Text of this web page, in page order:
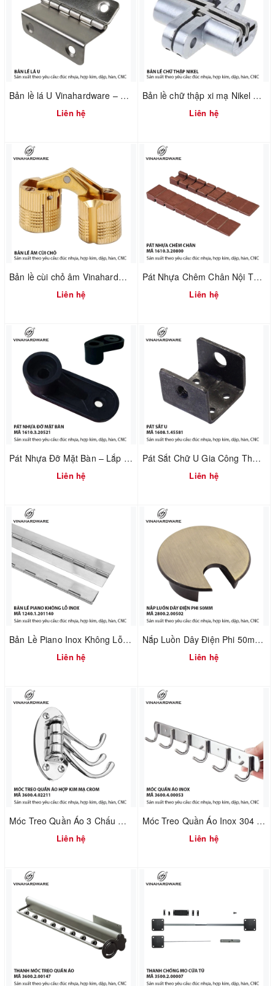
Bản lề lá U Vinahardware – 1260.3.11009
Liên hệ
Bản lề chữ thập xi mạ Nikel Vinahardware 1260.4.11029
Liên hệ
Bản lề cùi chỏ âm Vinahardware 1260.2.10897
Liên hệ
Pát Nhựa Chêm Chân Nội Thất – Xử Lý Nền Không Phẳng | Mã 1610.3.20800
Liên hệ
Pát Nhựa Đỡ Mặt Bàn – Lắp Ráp Nhanh & Chuẩn Khoảng Hở | Mã 1610.3.20521
Liên hệ
Pát Sắt Chữ U Gia Công Theo Yêu Cầu – Liên Kết Ngành Gỗ & Cơ Khí | Mã 1608.1.45581
Liên hệ
Bản Lề Piano Inox Không Lỗ – Sản Xuất Theo MOQ | Mã 1240.1.50160
Liên hệ
Nắp Luồn Dây Điện Phi 50mm Hợp Kim Đúc Xi Mạ Giả Cổ – Mã 2800.2.00502
Liên hệ
Móc Treo Quần Áo 3 Chấu Gấp Xếp Mạ Crom – Gắn Tường | Mã 3600.4.02211
Liên hệ
Móc Treo Quần Áo Inox 304 Gắn Tường – Dùng Cho Nhà Tắm & Nhà Bếp | Mã 3600.4.00053
Liên hệ